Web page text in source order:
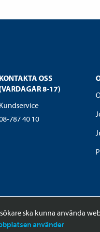
ska kunna använda
använder
KONTAKTA OSS
(VARDAGAR 8-17)
Kundservice
787 40 10